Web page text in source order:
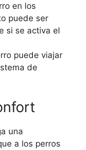
en los
puede ser
si se activa el
puede viajar
de
una
a los perros